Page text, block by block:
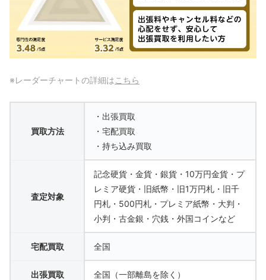
※レーダーチャートの詳細は こちら
買取方法
・出張買取
・宅配買取
・持ち込み買取
査定対象
記念硬貨・金貨・銀貨・10万円金貨・プ
レミア硬貨・旧紙幣・旧1万円札・旧千
円札・500円札・プレミア紙幣・大判・
小判・古金銀・穴銭・外国コインなど
宅配買取 全国
出張買取 全国（一部離島を除く）